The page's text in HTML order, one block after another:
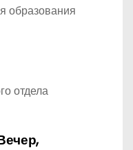
образования
отдела